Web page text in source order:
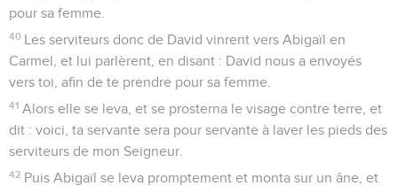
pour sa femme.
40 Les serviteurs donc de David vinrent vers Abigaïl en
Carmel, et lui parlèrent, en disant : David nous a envoyés
vers toi, afin de te prendre pour sa femme.
41 Alors elle se leva, et se prosterna le visage contre terre, et
dit : voici, ta servante sera pour servante à laver les pieds des
serviteurs de mon Seigneur.
42 Puis Abigaïl se leva promptement et monta sur un âne, et